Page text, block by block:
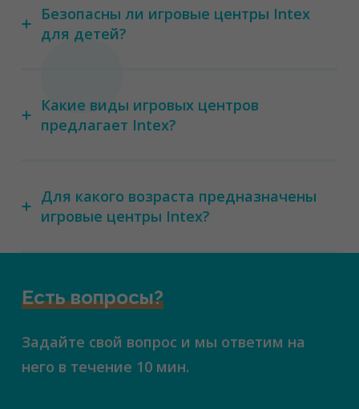
Безопасны ли игровые центры Intex
для детей?
Какие виды игровых центров
предлагает Intex?
Для какого возраста предназначены
игровые центры Intex?
Есть вопросы?
Задайте свой вопрос и мы ответим на
него в течение 10 мин.